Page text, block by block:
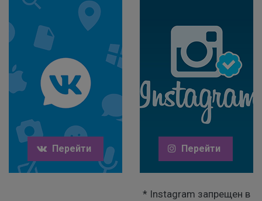
Перейти Перейти
* Instagram запрещен в